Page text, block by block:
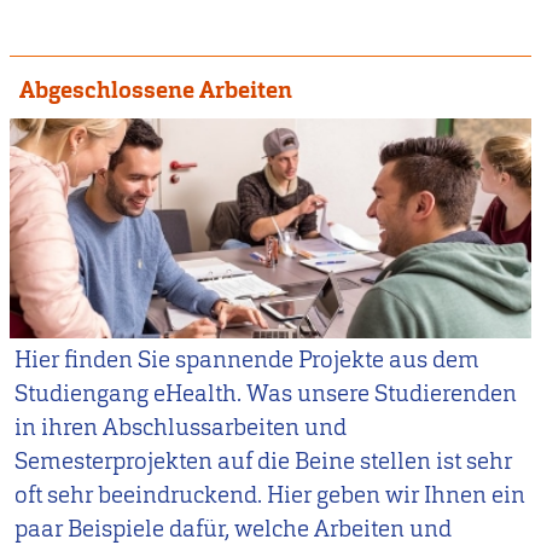
Abgeschlossene Arbeiten
Hier finden Sie spannende Projekte aus dem
Studiengang eHealth. Was unsere Studierenden
in ihren Abschlussarbeiten und
Semesterprojekten auf die Beine stellen ist sehr
oft sehr beeindruckend. Hier geben wir Ihnen ein
paar Beispiele dafür, welche Arbeiten und